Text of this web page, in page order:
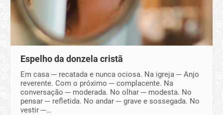
Espelho da donzela cristã
Em casa ─ recatada e nunca ociosa. Na igreja ─ Anjo
reverente. Com o próximo ─ complacente. Na
conversação ─ moderada. No olhar ─ modesta. No
pensar ─ refletida. No andar ─ grave e sossegada. No
vestir ─…